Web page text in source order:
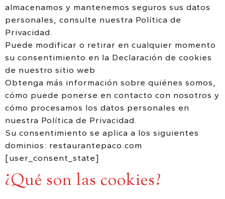
almacenamos y mantenemos seguros sus datos
personales, consulte nuestra Política de
Privacidad.
Puede modificar o retirar en cualquier momento
su consentimiento en la Declaración de cookies
de nuestro sitio web
Obtenga más información sobre quiénes somos,
cómo puede ponerse en contacto con nosotros y
cómo procesamos los datos personales en
nuestra Política de Privacidad.
Su consentimiento se aplica a los siguientes
dominios: restaurantepaco.com
[user_consent_state]
¿Qué son las cookies?